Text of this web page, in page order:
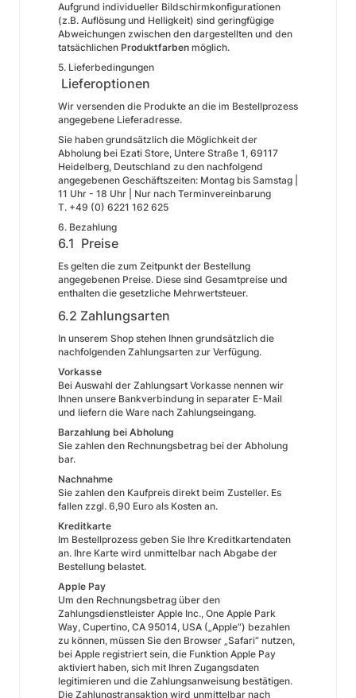
Aufgrund individueller Bildschirmkonfigurationen
(z.B. Auflösung und Helligkeit) sind geringfügige
Abweichungen zwischen den dargestellten und den
tatsächlichen Produktfarben möglich.
5. Lieferbedingungen
Lieferoptionen
Wir versenden die Produkte an die im Bestellprozess
angegebene Lieferadresse.
Sie haben grundsätzlich die Möglichkeit der
Abholung bei Ezati Store, Untere Straße 1, 69117
Heidelberg, Deutschland zu den nachfolgend
angegebenen Geschäftszeiten: Montag bis Samstag |
11 Uhr - 18 Uhr | Nur nach Terminvereinbarung
T. +49 (0) 6221 162 625
6. Bezahlung
6.1 Preise
Es gelten die zum Zeitpunkt der Bestellung
angegebenen Preise. Diese sind Gesamtpreise und
enthalten die gesetzliche Mehrwertsteuer.
6.2 Zahlungsarten
In unserem Shop stehen Ihnen grundsätzlich die
nachfolgenden Zahlungsarten zur Verfügung.
Vorkasse
Bei Auswahl der Zahlungsart Vorkasse nennen wir
Ihnen unsere Bankverbindung in separater E-Mail
und liefern die Ware nach Zahlungseingang.
Barzahlung bei Abholung
Sie zahlen den Rechnungsbetrag bei der Abholung
bar.
Nachnahme
Sie zahlen den Kaufpreis direkt beim Zusteller. Es
fallen zzgl. 6,90 Euro als Kosten an.
Kreditkarte
Im Bestellprozess geben Sie Ihre Kreditkartendaten
an. Ihre Karte wird unmittelbar nach Abgabe der
Bestellung belastet.
Apple Pay
Um den Rechnungsbetrag über den
Zahlungsdienstleister Apple Inc., One Apple Park
Way, Cupertino, CA 95014, USA („Apple“) bezahlen
zu können, müssen Sie den Browser „Safari“ nutzen,
bei Apple registriert sein, die Funktion Apple Pay
aktiviert haben, sich mit Ihren Zugangsdaten
legitimieren und die Zahlungsanweisung bestätigen.
Die Zahlungstransaktion wird unmittelbar nach